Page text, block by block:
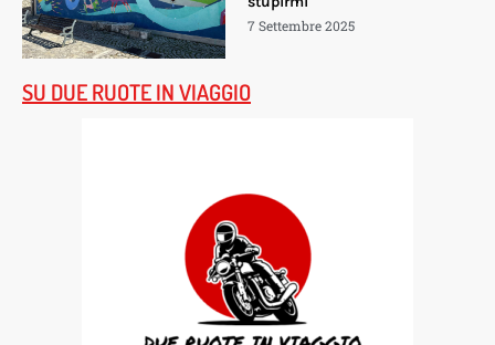
7 Settembre 2025
SU DUE RUOTE IN VIAGGIO